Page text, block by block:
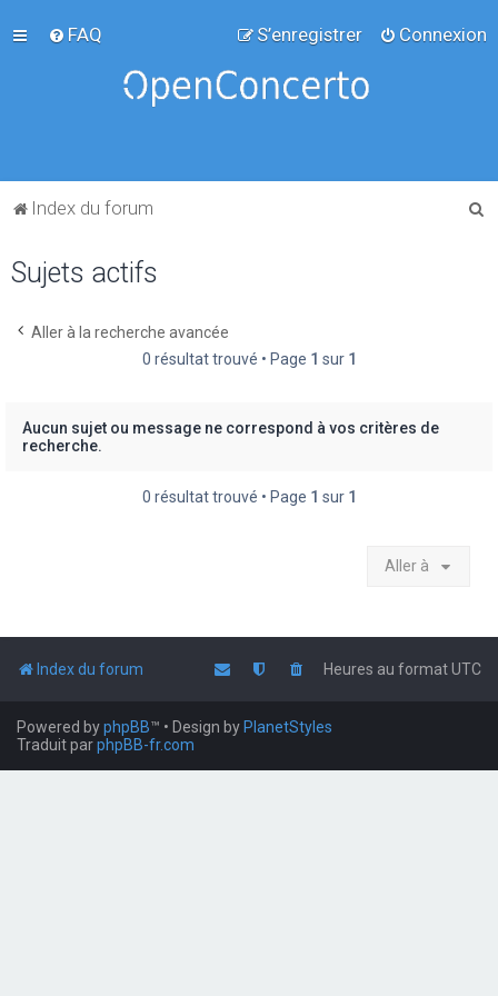
FAQ Connexion
S’enregistrer
Index du forum
Sujets actifs
Aller à la recherche avancée
0 résultat trouvé • Page 1 sur 1
Aucun sujet ou message ne correspond à vos critères de
recherche.
0 résultat trouvé • Page 1 sur 1
Aller à
Index du forum Heures au formatUTC
Powered byphpBB™ • Design by PlanetStyles
Traduit parphpBB-fr.com